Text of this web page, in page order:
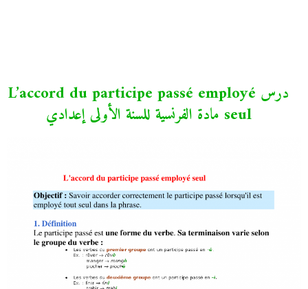
درس L’accord du participe passé employé
seul مادة الفرنسية للسنة الأولى إعدادي